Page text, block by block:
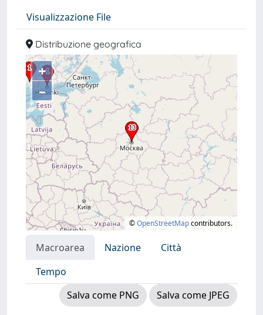
Visualizzazione File
Distribuzione geografica
+
–
©OpenStreetMapcontributors.
Macroarea Nazione
Città
Tempo
Salva come PNG
Salva come JPEG